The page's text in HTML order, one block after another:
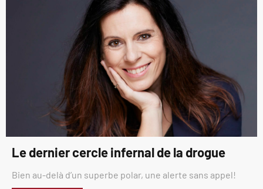
Le dernier cercle infernal de la drogue
Bien au-delà d’un superbe polar, une alerte sans appel!